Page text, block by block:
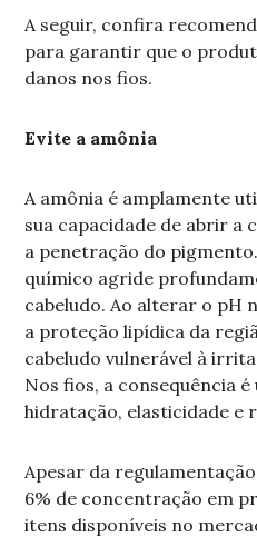
A seguir, confira
para garantir que o
danos nos fios.
Evite a amônia
A amônia é amplamente
sua capacidade de abrir
a penetração do
químico agride
cabeludo. Ao alterar o pH
a proteção lipídica da
cabeludo vulnerável à
Nos fios, a consequência
hidratação, elasticidade e
Apesar da
6% de concentração em
itens disponíveis no